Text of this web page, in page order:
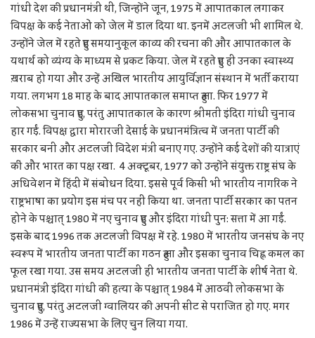
गांधी देश की प्रधानमंत्री थीं, जिन्होंने जून, 1975 में आपातकाल लगाकर
विपक्ष के कई नेताओं को जेल में डाल दिया था. इनमें अटलजी भी शामिल थे.
उन्होंने जेल में रहते हुए समयानुकूल काव्य की रचना की और आपातकाल के
यथार्थ को व्यंग्य के माध्यम से प्रकट किया. जेल में रहते हुए ही उनका स्वास्थ्य
ख़राब हो गया और उन्हें अखिल भारतीय आयुर्विज्ञान संस्थान में भर्ती कराया
गया. लगभग 18 माह के बाद आपातकाल समाप्त हुआ. फिर 1977 में
लोकसभा चुनाव हुए, परंतु आपातकाल के कारण श्रीमती इंदिरा गांधी चुनाव
हार गईं. विपक्ष द्वारा मोरारजी देसाई के प्रधानमंत्रित्व में जनता पार्टी की
सरकार बनी और अटलजी विदेश मंत्री बनाए गए. उन्होंने कई देशों की यात्राएं
कीं और भारत का पक्ष रखा. 4 अक्टूबर, 1977 को उन्होंने संयुक्त राष्ट्र संघ के
अधिवेशन में हिंदी में संबोधन दिया. इससे पूर्व किसी भी भारतीय नागरिक ने
राष्ट्रभाषा का प्रयोग इस मंच पर नहीं किया था. जनता पार्टी सरकार का पतन
होने के पश्चात् 1980 में नए चुनाव हुए और इंदिरा गांधी पुन: सत्ता में आ गईं.
इसके बाद 1996 तक अटलजी विपक्ष में रहे. 1980 में भारतीय जनसंघ के नए
स्वरूप में भारतीय जनता पार्टी का गठन हुआ और इसका चुनाव चिह्न कमल का
फूल रखा गया. उस समय अटलजी ही भारतीय जनता पार्टी के शीर्ष नेता थे.
प्रधानमंत्री इंदिरा गांधी की हत्या के पश्चात् 1984 में आठवीं लोकसभा के
चुनाव हुए, परंतु अटलजी ग्वालियर की अपनी सीट से पराजित हो गए. मगर
1986 में उन्हें राज्यसभा के लिए चुन लिया गया.